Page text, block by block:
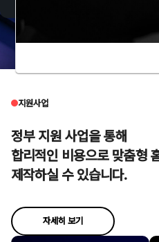
지원사업
정부 지원 사업을 통해
합리적인 비용으로 맞춤형
제작하실 수 있습니다.
자세히 보기